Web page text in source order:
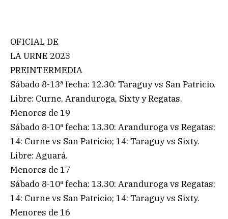
OFICIAL DE
LA URNE 2023
PREINTERMEDIA
Sábado 8-13ª fecha: 12.30: Taraguy vs San Patricio.
Libre: Curne, Aranduroga, Sixty y Regatas.
Menores de 19
Sábado 8-10ª fecha: 13.30: Aranduroga vs Regatas;
14: Curne vs San Patricio; 14: Taraguy vs Sixty.
Libre: Aguará.
Menores de 17
Sábado 8-10ª fecha: 13.30: Aranduroga vs Regatas;
14: Curne vs San Patricio; 14: Taraguy vs Sixty.
Menores de 16